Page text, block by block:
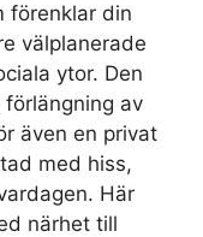
förenklar din
välplanerade
ytor. Den
av
även en privat
med hiss,
Här
närhet till